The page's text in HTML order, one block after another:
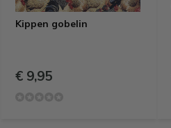
Kippen gobelin
€ 9,95